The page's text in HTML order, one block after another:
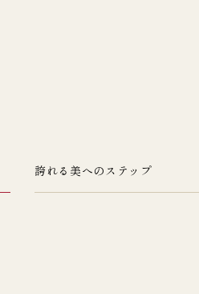
誇れる美へのステップ